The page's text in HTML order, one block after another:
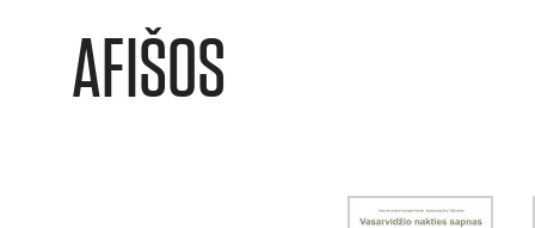
AFIŠOS